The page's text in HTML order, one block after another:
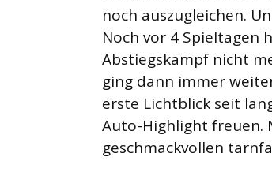
noch auszugleichen.
Noch vor 4 Spieltagen
Abstiegskampf nicht
ging dann immer
erste Lichtblick seit
Auto-Highlight freuen.
geschmackvollen